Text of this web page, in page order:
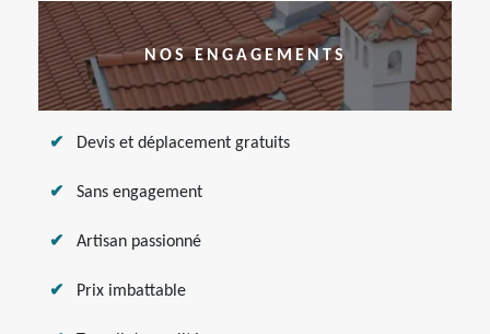
NOS ENGAGEMENTS
Devis et déplacement gratuits
Sans engagement
Artisan passionné
Prix imbattable